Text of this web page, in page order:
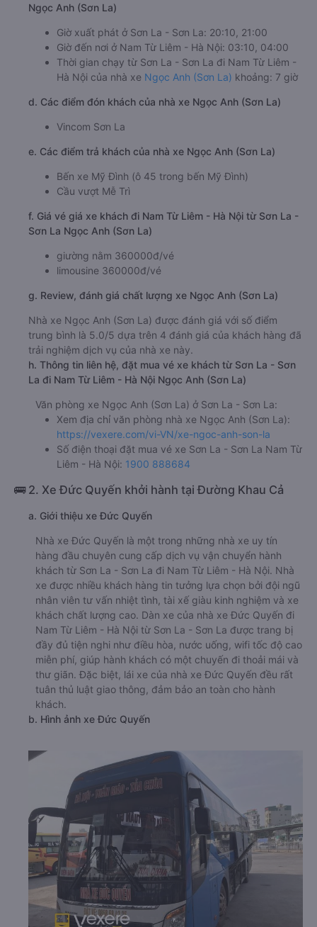
Ngọc Anh (Sơn La)
Giờ xuất phát ở Sơn La - Sơn La: 20:10, 21:00
Giờ đến nơi ở Nam Từ Liêm - Hà Nội: 03:10, 04:00
Thời gian chạy từ Sơn La - Sơn La đi Nam Từ Liêm -
Hà Nội của nhà xe Ngọc Anh (Sơn La) khoảng: 7 giờ
d. Các điểm đón khách của nhà xe Ngọc Anh (Sơn La)
Vincom Sơn La
e. Các điểm trả khách của nhà xe Ngọc Anh (Sơn La)
Bến xe Mỹ Đình (ô 45 trong bến Mỹ Đình)
Cầu vượt Mễ Trì
f. Giá vé giá xe khách đi Nam Từ Liêm - Hà Nội từ Sơn La -
Sơn La Ngọc Anh (Sơn La)
giường nằm 360000đ/vé
limousine 360000đ/vé
g. Review, đánh giá chất lượng xe Ngọc Anh (Sơn La)
Nhà xe Ngọc Anh (Sơn La) được đánh giá với số điểm
trung bình là 5.0/5 dựa trên 4 đánh giá của khách hàng đã
trải nghiệm dịch vụ của nhà xe này.
h. Thông tin liên hệ, đặt mua vé xe khách từ Sơn La - Sơn
La đi Nam Từ Liêm - Hà Nội Ngọc Anh (Sơn La)
Văn phòng xe Ngọc Anh (Sơn La) ở Sơn La - Sơn La:
Xem địa chỉ văn phòng nhà xe Ngọc Anh (Sơn La):
https://vexere.com/vi-VN/xe-ngoc-anh-son-la
Số điện thoại đặt mua vé xe Sơn La - Sơn La Nam Từ
Liêm - Hà Nội: 1900 888684
🚌 2. Xe Đức Quyến khởi hành tại Đường Khau Cả
a. Giới thiệu xe Đức Quyến
Nhà xe Đức Quyến là một trong những nhà xe uy tín
hàng đầu chuyên cung cấp dịch vụ vận chuyển hành
khách từ Sơn La - Sơn La đi Nam Từ Liêm - Hà Nội. Nhà
xe được nhiều khách hàng tin tưởng lựa chọn bởi đội ngũ
nhân viên tư vấn nhiệt tình, tài xế giàu kinh nghiệm và xe
khách chất lượng cao. Dàn xe của nhà xe Đức Quyến đi
Nam Từ Liêm - Hà Nội từ Sơn La - Sơn La được trang bị
đầy đủ tiện nghi như điều hòa, nước uống, wifi tốc độ cao
miễn phí, giúp hành khách có một chuyến đi thoải mái và
thư giãn. Đặc biệt, lái xe của nhà xe Đức Quyến đều rất
tuân thủ luật giao thông, đảm bảo an toàn cho hành
khách.
b. Hình ảnh xe Đức Quyến